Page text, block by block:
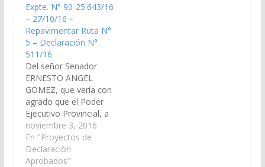
90-25.709/16)
Declaración Nº 578/16
Aprobado el
03/11/2016
Expte. N° 90-25.643/16
– 27/10/16 –
Repavimentar Ruta N°
5 – Declaración N°
511/16
Del señor Senador
ERNESTO ANGEL
GOMEZ, que vería con
agrado que el Poder
Ejecutivo Provincial, a
través del Ministerio de
Infraestructura, Tierra
y Vivienda y la
Dirección Provincial de
noviembre 3, 2016
En "Proyectos de
Declaración
Aprobados"